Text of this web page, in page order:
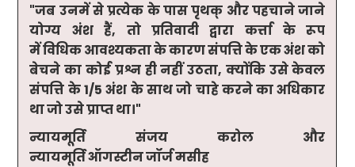
"जब उनमें से प्रत्येक के पास पृथक् और पहचाने जाने
योग्य अंश हैं, तो प्रतिवादी द्वारा कर्त्ता के रूप
में विधिक आवश्यकता के कारण संपत्ति के एक अंश को
बेचने का कोई प्रश्न ही नहीं उठता, क्योंकि उसे केवल
संपत्ति के1/5अंश के साथ जो चाहे करने का अधिकार
था जो उसे प्राप्त था।"
न्यायमूर्ति संजय करोल और
न्यायमूर्ति ऑगस्टीन जॉर्ज मसीह